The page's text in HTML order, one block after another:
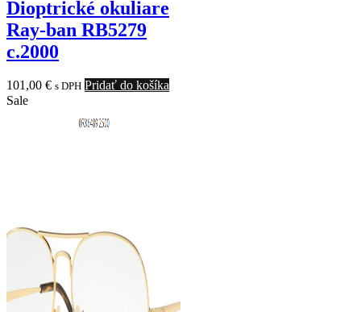
Dioptrické okuliare
Ray-ban RB5279
c.2000
101,00 € s DPH Pridať do košíka
Sale